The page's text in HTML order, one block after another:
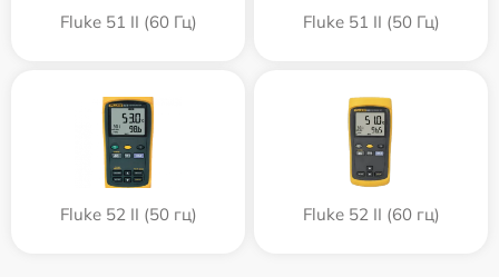
Fluke 51 II (60 Гц) Fluke 51 II (50 Гц)
Fluke 52 II (50 гц) Fluke 52 II (60 гц)